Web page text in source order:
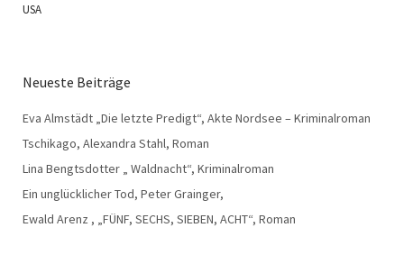
USA
Neueste Beiträge
Eva Almstädt „Die letzte Predigt“, Akte Nordsee – Kriminalroman
Tschikago, Alexandra Stahl, Roman
Lina Bengtsdotter „ Waldnacht“, Kriminalroman
Ein unglücklicher Tod, Peter Grainger,
Ewald Arenz , „FÜNF, SECHS, SIEBEN, ACHT“, Roman